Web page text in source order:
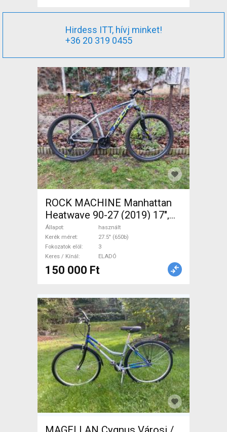
Hirdess ITT, hívj minket!
+36 20 319 0455
ROCK MACHINE Manhattan
Heatwave 90-27 (2019) 17",
M- Mountain Bike 27.5" (650b)
elöl teleszkópos használt
ELADÓ
Állapot
használt
Kerék méret
27.5" (650b)
Fokozatok elöl
3
Keres / Kínál
ELADÓ
150 000 Ft